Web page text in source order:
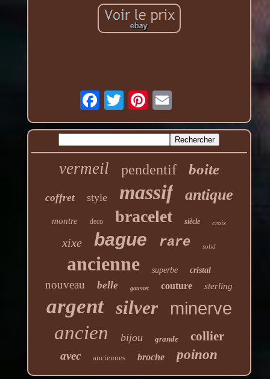
vermeil pendentif boite
coffret style massif antique
montre deco bracelet siècle croix
xixe bague rare solid
ancienne superbe cristal
nouveau belle gousset couture sterling
argent silver minerve
ancien bijou grande collier
avec anciennes broche poinon